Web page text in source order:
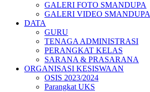
GALERI FOTO SMANDUPA
GALERI VIDEO SMANDUPA
DATA
GURU
TENAGA ADMINISTRASI
PERANGKAT KELAS
SARANA & PRASARANA
ORGANISASI KESISWAAN
OSIS 2023/2024
Parangkat UKS